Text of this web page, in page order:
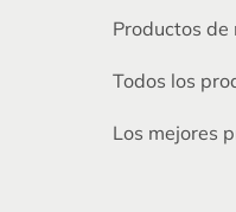
Productos
Todos los
Los mejores